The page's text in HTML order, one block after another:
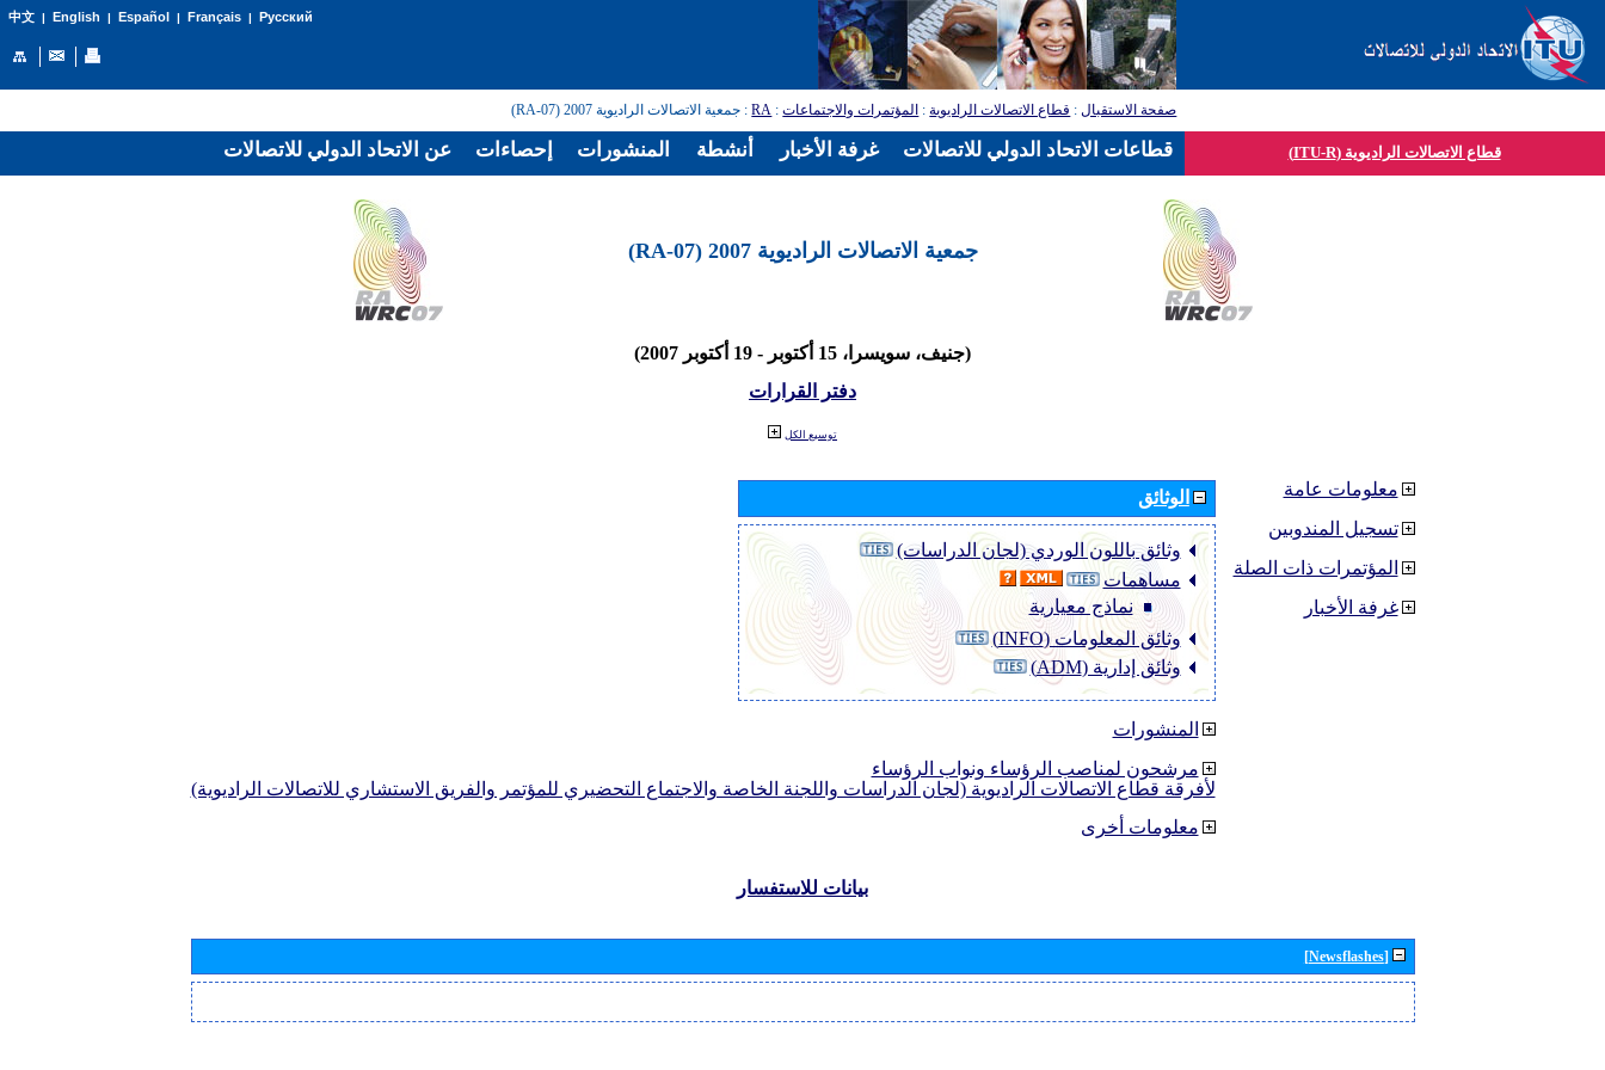
中文| English | Español | Français| Русский
صفحة الاستقبال: قطاع الاتصالات الراديوية: المؤتمرات والاجتماعات:
RA: جمعية الاتصالات الراديوية 2007 (RA-07)
قطاع الاتصالات الراديوية (ITU-R)
جمعية الاتصالات الراديوية 2007 (RA-07)
(جنيف، سويسرا، 15 أكتوبر - 19 أكتوبر 2007)
دفتر القرارات
توسيع الكل
الوثائق
وثائق باللون الوردي (لجان الدراسات)
مساهمات
نماذج معيارية
وثائق المعلومات (INFO)
وثائق إدارية (ADM)
المنشورات
مرشحون لمناصب الرؤساء ونواب الرؤساء
لأفرقة قطاع الاتصالات الراديوية (لجان الدراسات واللجنة الخاصة والاجتماع التحضيري للمؤتمر والفريق الاستشاري للاتصالات الراديوية)
معلومات أخرى
معلومات عامة
تسجيل المندوبين
المؤتمرات ذات الصلة
غرفة الأخبار
بيانات للاستفسار
[Newsflashes]
عن الاتحاد الدولي للاتصالات إحصاءات المنشورات أنشطة غرفة الأخبار قطاعات الاتحاد الدولي للاتصالات